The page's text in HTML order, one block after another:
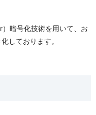
暗号化技術を用いて、お
しております。